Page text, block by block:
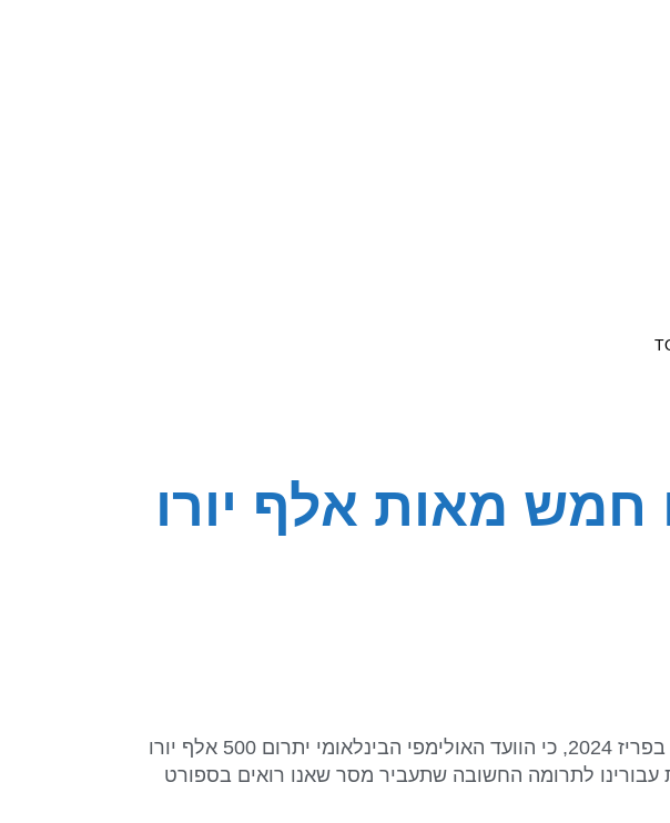
חמש מאות אלף יורו
נשיא הוועד האולימפי הבינלאומי תומאס באך, הודיע במכתב רשמי למארגני המשחקים האולימפיים בפריז 2024, כי הוועד האולימפי הבינלאומי יתרום 500 אלף יורו
בזמן למשחקים בפריז 2024 היא מוטיבציה נוספת עבורינו לתרומה החשובה שתעביר מסר שאנו רואים בספורט